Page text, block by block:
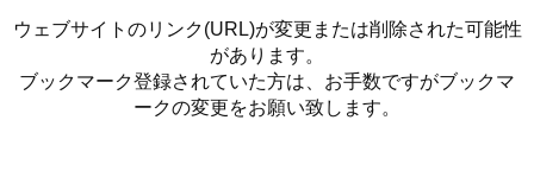
ウェブサイトのリンク(URL)が変更または削除された可能性
があります。
ブックマーク登録されていた方は、お手数ですがブックマ
ークの変更をお願い致します。